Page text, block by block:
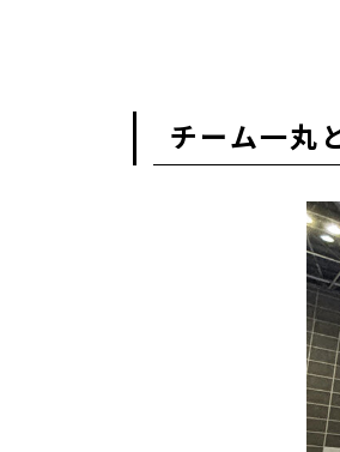
チーム一丸